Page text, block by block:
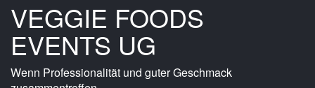
VEGGIE FOODS
EVENTS UG
Wenn Professionalität und guter Geschmack